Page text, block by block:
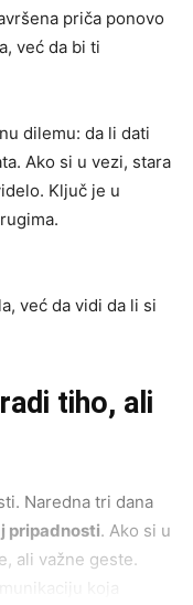
priča ponovo
već da bi ti
dilemu: da li dati
Ako si u vezi, stara
Ključ je u
već da vidi da li si
tiho, ali
Naredna tri dana
pripadnosti. Ako si u
ali važne geste.
koja